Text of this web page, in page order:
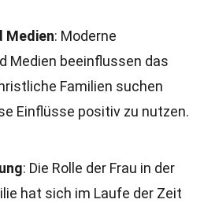
Medien: Moderne
Medien beeinflussen das
Familien suchen
Einflüsse positiv zu nutzen.
: Die Rolle der Frau in der
hat sich im Laufe der Zeit